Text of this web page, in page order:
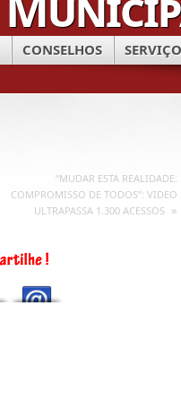
CONSELHOS
“MUDAR ESTA REALIDADE:
COMPROMISSO DE TODOS”: VIDEO
ULTRAPASSA 1.300 ACESSOS »